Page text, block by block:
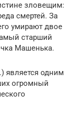
зловещим:
смертей. За
умирают двое
старший
Машенька.
является одним
огромный